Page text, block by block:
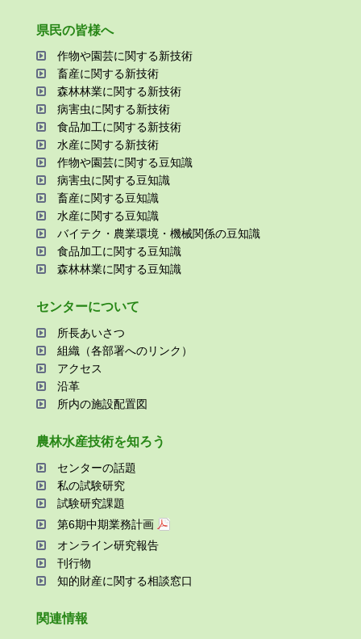
県⺠の皆様へ
作物や園芸に関する新技術
畜産に関する新技術
森林林業に関する新技術
病害⾍に関する新技術
⾷品加⼯に関する新技術
⽔産に関する新技術
作物や園芸に関する⾖知識
病害⾍に関する⾖知識
畜産に関する⾖知識
⽔産に関する⾖知識
バイテク・農業環境・機械関係の⾖知識
⾷品加⼯に関する⾖知識
森林林業に関する⾖知識
センターについて
所⻑あいさつ
組織（各部署へのリンク）
アクセス
沿⾰
所内の施設配置図
農林⽔産技術を知ろう
センターの話題
私の試験研究
試験研究課題
第6期中期業務計画
オンライン研究報告
刊⾏物
知的財産に関する相談窓⼝
関連情報